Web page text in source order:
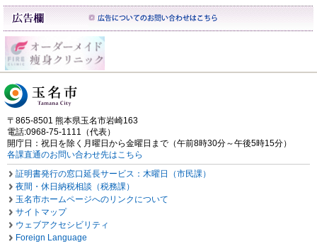
〒865-8501 熊本県玉名市岩崎163
電話:0968-75-1111（代表）
開庁日：祝日を除く月曜日から金曜日まで（午前8時30分～午後5時15分）
各課直通のお問い合わせ先はこちら
証明書発行の窓口延長サービス：木曜日（市民課）
夜間・休日納税相談（税務課）
玉名市ホームページへのリンクについて
サイトマップ
ウェブアクセシビリティ
Foreign Language